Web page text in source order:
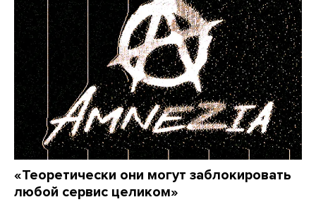
«Теоретически они могут заблокировать
любой сервис целиком»